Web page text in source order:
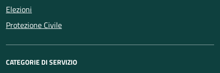
Elezioni
Protezione Civile
CATEGORIE DI SERVIZIO